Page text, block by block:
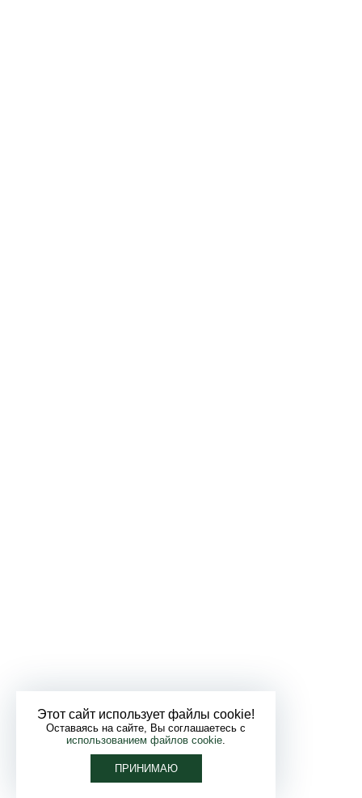
Этот сайт использует файлы cookie!
Оставаясь на сайте, Вы соглашаетесь с
использованием файлов cookie.
ПРИНИМАЮ